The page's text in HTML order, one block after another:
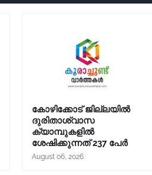
കോഴിക്കോട് ജില്ലയില്‍
ദുരിതാശ്വാസ
ക്യാമ്പുകളില്‍
ശേഷിക്കുന്നത് 237 പേര്‍
August 06, 2026